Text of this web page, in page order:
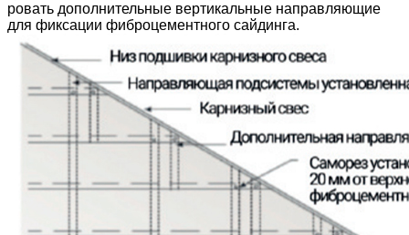
ровать дополнительные вертикальные направляю­щие
для фиксации фиброцементного сайдинга.